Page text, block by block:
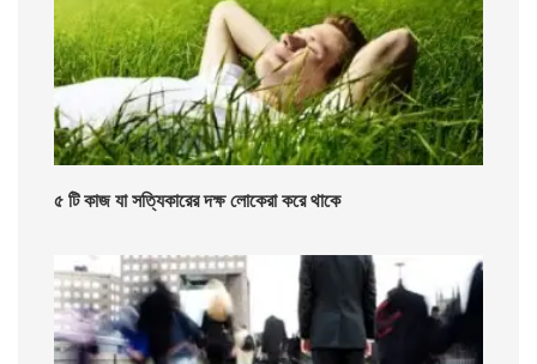
৫ টি কাজ যা সত্যিকারের দক্ষ লোকেরা করে থাকে